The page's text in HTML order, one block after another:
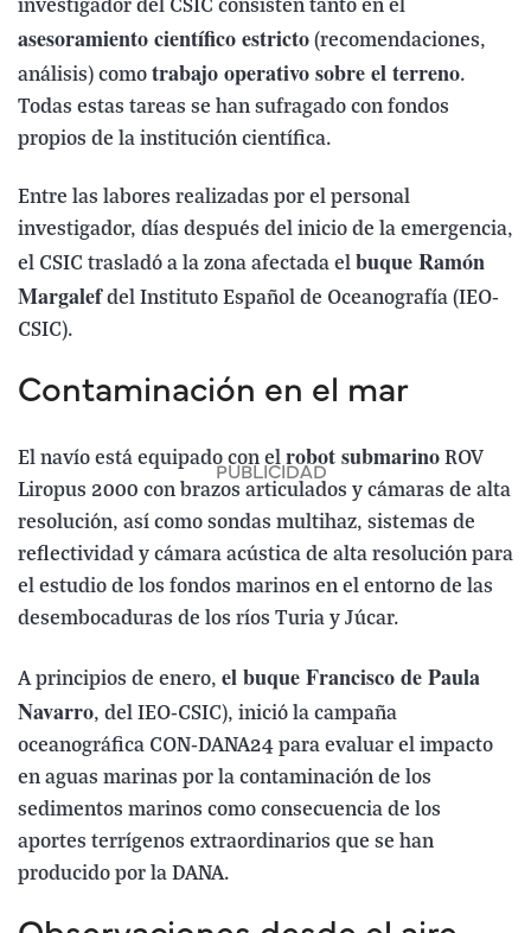
investigador del CSIC consisten tanto en el
asesoramiento científico estricto (recomendaciones,
análisis) como trabajo operativo sobre el terreno.
Todas estas tareas se han sufragado con fondos
propios de la institución científica.
Entre las labores realizadas por el personal
investigador, días después del inicio de la emergencia,
el CSIC trasladó a la zona afectada el buque Ramón
Margalefdel Instituto Español de Oceanografía (IEO-
CSIC).
Contaminación en el mar
El navío está equipado con el robot submarino ROV
Liropus 2000 con brazos articulados y cámaras de alta
resolución, así como sondas multihaz, sistemas de
reflectividad y cámara acústica de alta resolución para
el estudio de los fondos marinos en el entorno de las
desembocaduras de los ríos Turia y Júcar.
A principios de enero, el buque Francisco de Paula
Navarro, del IEO-CSIC), inició la campaña
oceanográfica CON-DANA24 para evaluar el impacto
en aguas marinas por la contaminación de los
sedimentos marinos como consecuencia de los
aportes terrígenos extraordinarios que se han
producido por la DANA.